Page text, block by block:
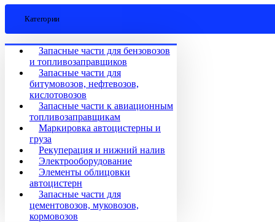
Категории
Запасные части для бензовозов
и топливозаправщиков
Запасные части для
битумовозов, нефтевозов,
кислотовозов
Запасные части к авиационным
топливозаправщикам
Маркировка автоцистерны и
груза
Рекуперация и нижний налив
Электрооборудование
Элементы облицовки
автоцистерн
Запасные части для
цементовозов, муковозов,
кормовозов